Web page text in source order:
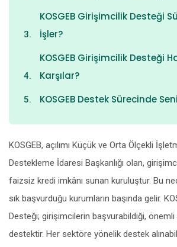
KOSGEB Girişimcilik Desteği
İşler?
KOSGEB Girişimcilik Desteği
Karşılar?
KOSGEB Destek Sürecinde
KOSGEB, açılımı Küçük ve Orta Ölçekli
Destekleme İdaresi Başkanlığı olan,
faizsiz kredi imkânı sunan kuruluştur. Bu
sık başvurduğu kurumların başında gelir.
Desteği; girişimcilerin başvurabildiği,
destektir. Her sektöre yönelik destek